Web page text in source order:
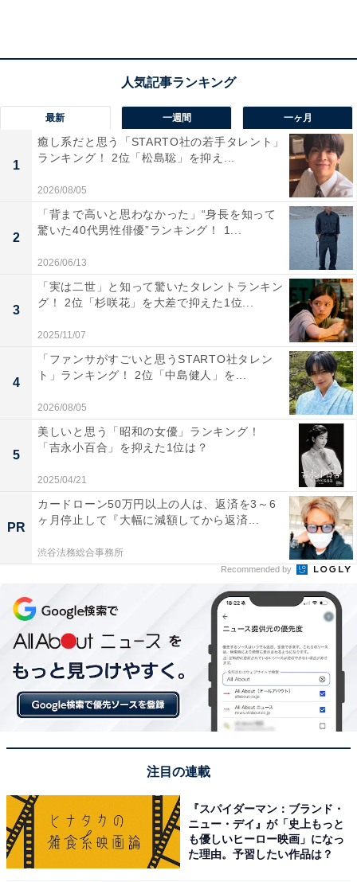
同率第3位：コットン
同じく3位に選ばれたのは、コットン。西村真二ときょ
んによる吉本興業所属のお笑いコンビで、「キングオブ
コント2022」では準優勝を果たしました。ボケを担当す
るきょんさんは、先日放送された「R-1グランプリ
2023」の決勝に進出。惜しくも優勝は逃しましたが、今
後のさらなる活躍が期待されます。
こちらも3位となったジェラードン。海野裕二、かみち
ぃ、アタック西本からなる、吉本興業所属のお笑いトリ
オです。「キングオブコント2021」でファイナリストに
選ばれた実績を持つ3人ですが、現在リーダーの海野さ
んが休業していることから（2023年3月時点）、コンビ
最新 一週間 一ヶ月
1
癒し系だと思う「STARTO社の若手タレント」
ランキング！ 2位「松島聡」を抑え...
2026/08/05
2
「背まで高いと思わなかった」“身長を知って
驚いた40代男性俳優”ランキング！ 1...
2026/06/13
3
「実は二世」と知って驚いたタレントランキン
グ！ 2位「杉咲花」を大差で抑えた1位...
2025/11/07
4
「ファンサがすごいと思うSTARTO社タレン
ト」ランキング！ 2位「中島健人」を...
2026/08/05
5
美しいと思う「昭和の女優」ランキング！
「吉永小百合」を抑えた1位は？
2025/04/21
PR
カードローン50万円以上の人は、返済を3～6
ヶ月停止して『大幅に減額してから返済...
渋谷法務総合事務所
Recommended by
注目の連載
『スパイダーマン：ブランド・
ニュー・デイ』が「史上もっと
も優しいヒーロー映画」になっ
た理由。予習したい作品は？